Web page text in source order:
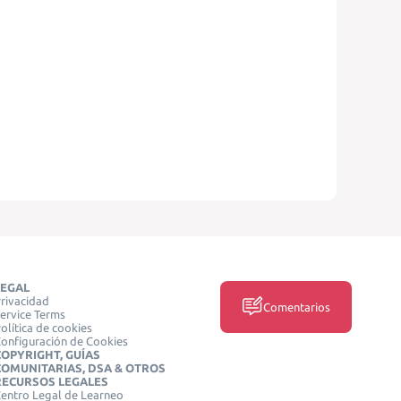
Terms
de cookies
de Cookies
GUÍAS
DSA & OTROS
LEGALES
Legal de Learneo
Comentarios